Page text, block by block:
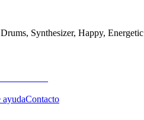
Synthesizer, Happy, Energetic
ayudaContacto